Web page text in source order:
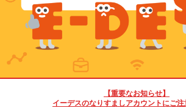
【重要なお知らせ】
イーデスのなりすましアカウントにご